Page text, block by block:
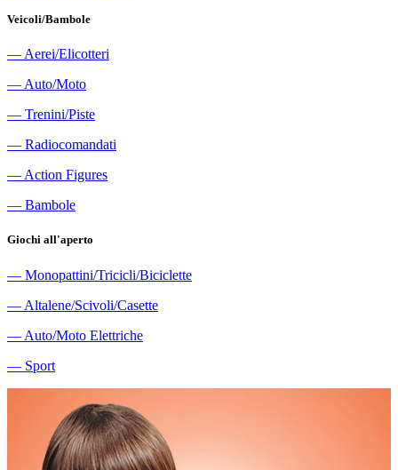
Veicoli/Bambole
― Aerei/Elicotteri
― Auto/Moto
― Trenini/Piste
― Radiocomandati
― Action Figures
― Bambole
Giochi all'aperto
― Monopattini/Tricicli/Biciclette
― Altalene/Scivoli/Casette
― Auto/Moto Elettriche
― Sport